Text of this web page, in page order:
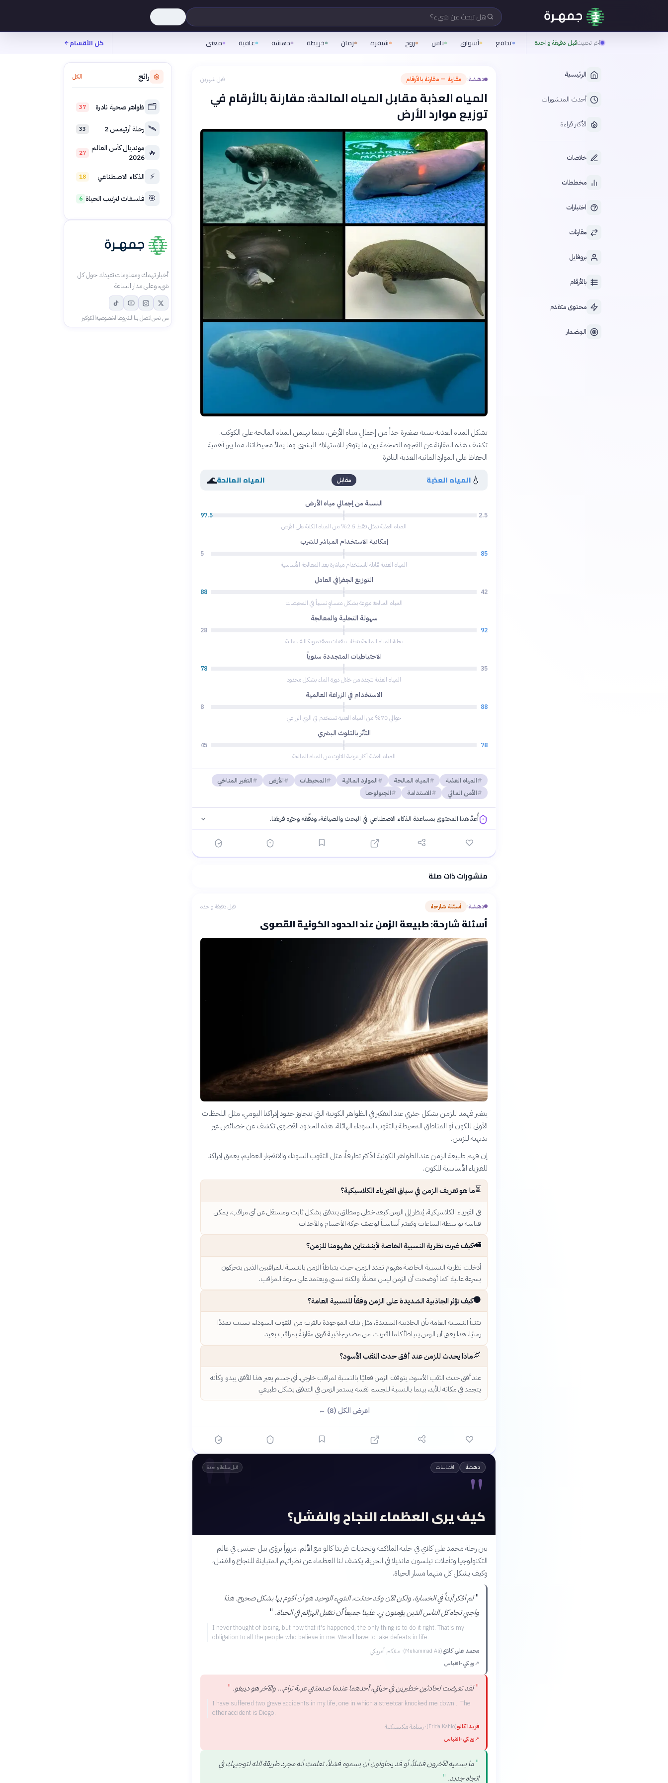
هل تبحث عن شيء؟
آخر تحديثقبل دقيقة واحدة تدافع أسواق ناس روح شيفرة زمان خريطة دهشة عافية معنى كل الأقسام
الرئيسية
أحدث المنشورات
الأكثر قراءة
خلاصات
مخططات
اختبارات
مقارنات
بروفايل
بالأرقام
محتوى متقدم
المِضمار
دهشة› مقارنة — مقارنة بالأرقام قبل شهرين
المياه العذبة مقابل المياه المالحة: مقارنة بالأرقام في
توزيع موارد الأرض
تشكل المياه العذبة نسبة صغيرة جداً من إجمالي مياه الأرض، بينما تهيمن المياه المالحة على الكوكب.
تكشف هذه المقارنة عن الفجوة الضخمة بين ما يتوفر للاستهلاك البشري وما يملأ محيطاتنا، مما يبرز أهمية
الحفاظ على الموارد المائية العذبة النادرة.
💧المياه العذبة مقابل المياه المالحة🌊
النسبة من إجمالي مياه الأرض
2.5
97.5
المياه العذبة تمثل فقط 2.5% من المياه الكلية على الأرض
إمكانية الاستخدام المباشر للشرب
85
5
المياه العذبة قابلة للاستخدام مباشرة بعد المعالجة الأساسية
التوزيع الجغرافي العادل
42
88
المياه المالحة موزعة بشكل متساوٍ نسبياً في المحيطات
سهولة التحلية والمعالجة
92
28
تحلية المياه المالحة تتطلب تقنيات معقدة وتكاليف عالية
الاحتياطيات المتجددة سنوياً
35
78
المياه العذبة تتجدد من خلال دورة الماء بشكل محدود
الاستخدام في الزراعة العالمية
88
8
حوالي 70% من المياه العذبة تستخدم في الري الزراعي
التأثر بالتلوث البشري
78
45
المياه العذبة أكثر عرضة للتلوث من المياه المالحة
المياه العذبة المياه المالحة الموارد المائية المحيطات الأرض
التغير المناخي
الأمن المائي
الاستدامة الجيولوجيا
أُعدّ هذا المحتوى بمساعدة الذكاء الاصطناعي في البحث والصياغة، ودقّقه وحرّره فريقنا.
منشورات ذات صلة
دهشة› أسئلة شارحة قبل دقيقة واحدة
أسئلة شارحة: طبيعة الزمن عند الحدود الكونية القصوى
يتغير فهمنا للزمن بشكل جذري عند التفكير في الظواهر الكونية التي تتجاوز حدود إدراكنا اليومي، مثل اللحظات
الأولى للكون أو المناطق المحيطة بالثقوب السوداء الهائلة. هذه الحدود القصوى تكشف عن خصائص غير
بديهية للزمن.
إن فهم طبيعة الزمن عند الظواهر الكونية الأكثر تطرفاً، مثل الثقوب السوداء والانفجار العظيم، يعمق إدراكنا
للفيزياء الأساسية للكون.
⏳ما هو تعريف الزمن في سياق الفيزياء الكلاسيكية؟
في الفيزياء الكلاسيكية، يُنظر إلى الزمن كبعد خطي ومطلق يتدفق بشكل ثابت ومستقل عن أي مراقب. يمكن
قياسه بواسطة الساعات ويُعتبر أساسياً لوصف حركة الأجسام والأحداث.
🚄كيف غيرت نظرية النسبية الخاصة لأينشتاين مفهومنا للزمن؟
أدخلت نظرية النسبية الخاصة مفهوم تمدد الزمن، حيث يتباطأ الزمن بالنسبة للمراقبين الذين يتحركون
بسرعة عالية. كما أوضحت أن الزمن ليس مطلقًا ولكنه نسبي ويعتمد على سرعة المراقب.
⚫كيف تؤثر الجاذبية الشديدة على الزمن وفقاً للنسبية العامة؟
تتنبأ النسبية العامة بأن الجاذبية الشديدة، مثل تلك الموجودة بالقرب من الثقوب السوداء، تسبب تمددًا
زمنيًا. هذا يعني أن الزمن يتباطأ كلما اقتربت من مصدر جاذبية قوي مقارنةً بمراقب بعيد.
🌌ماذا يحدث للزمن عند أفق حدث الثقب الأسود؟
عند أفق حدث الثقب الأسود، يتوقف الزمن فعليًا بالنسبة لمراقب خارجي. أي جسم يعبر هذا الأفق يبدو وكأنه
يتجمد في مكانه للأبد، بينما بالنسبة للجسم نفسه يستمر الزمن في التدفق بشكل طبيعي.
اعرض الكل (8) ←
" دهشة اقتباسات قبل ساعة واحدة "
كيف يرى العظماء النجاح والفشل؟
بين رحلة محمد علي كلاي في حلبة الملاكمة وتحديات فريدا كالو مع الألم، مروراً برؤى بيل جيتس في عالم
التكنولوجيا وتأملات نيلسون مانديلا في الحرية، يكشف لنا العظماء عن نظراتهم المتباينة للنجاح والفشل،
وكيف يشكل كل منهما مسار الحياة.
"لم أفكر أبداً في الخسارة، ولكن الآن وقد حدثت، الشيء الوحيد هو أن أقوم بها بشكل صحيح. هذا
واجبي تجاه كل الناس الذين يؤمنون بي. علينا جميعاً أن نتقبل الهزائم في الحياة. "
I never thought of losing, but now that it's happened, the only thing is to do it right. That's my
obligation to all the people who believe in me. We all have to take defeats in life.
محمد علي كلاي
(Muhammad Ali)
· ملاكم أمريكي
↗ويكي‑اقتباس
" لقد تعرضت لحادثين خطيرين في حياتي، أحدهما عندما صدمتني عربة ترام... والآخر هو دييغو. "
I have suffered two grave accidents in my life, one in which a streetcar knocked me down... The
other accident is Diego.
فريدا كالو
(Frida Kahlo)
· رسامة مكسيكية
↗ويكي‑اقتباس
" ما يسميه الآخرون فشلاً، أو قد يحاولون أن يسموه فشلاً، تعلمت أنه مجرد طريقة الله لتوجيهك في
اتجاه جديد. "
رائج الكل
🗂️ ظواهر صحية نادرة 37
🛰️ رحلة أرتيمس 2 33
🔥 مونديال كأس العالم
2026
27
⚡ الذكاء الاصطناعي 18
🎯 فلسفات لترتيب الحياة 6
أخبار تهمك ومعلومات تفيدك حول كل
شيء وعلى مدار الساعة
من نحناتصل بناالشروطالخصوصيةالكوكيز